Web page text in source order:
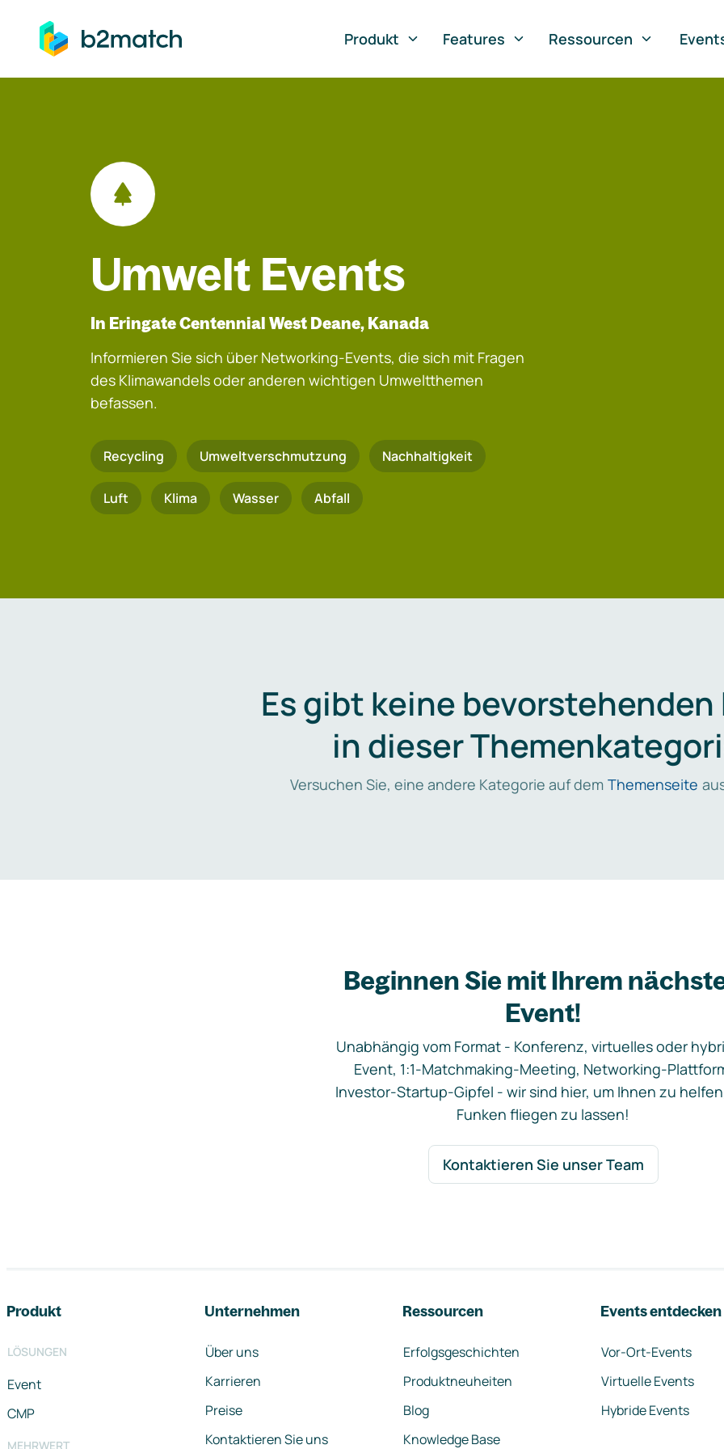
springen
Produkt
Features Ressourcen
Umwelt Events
In Eringate Centennial West Deane, Kanada
Informieren Sie sich über Networking-Events, die sich mit Fragen
des Klimawandels oder anderen wichtigen Umweltthemen
befassen.
Recycling Umweltverschmutzung Nachhaltigkeit
Luft Klima Wasser Abfall
Es gibt keine bevorstehenden
in dieser
Versuchen Sie, eine andere Kategorie auf dem Themenseite
Beginnen Sie mit Ihrem
Event!
Unabhängig vom Format - Konferenz, virtuelles oder
Event, 1:1-Matchmaking-Meeting, Networking-
Investor-Startup-Gipfel - wir sind hier, um Ihnen zu
Funken fliegen zu lassen!
Kontaktieren Sie unser Team
Produkt
LÖSUNGEN
Event
CMP
MEHRWERT
Unternehmen
Über uns
Karrieren
Preise
Kontaktieren Sie uns
Ressourcen
Erfolgsgeschichten
Produktneuheiten
Blog
Knowledge Base
Events entdecken
Vor-Ort-Events
Virtuelle Events
Hybride Events